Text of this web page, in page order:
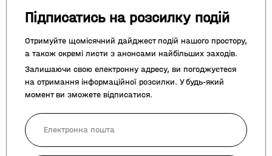
Підписатись на розсилку подій
Отримуйте щомісячний дайджест подій нашого простору,
а також окремі листи з анонсами найбільших заходів.
Залишаючи свою електронну адресу, ви погоджуєтеся
на отримання інформаційної розсилки. У будь-який
момент ви зможете відписатися.